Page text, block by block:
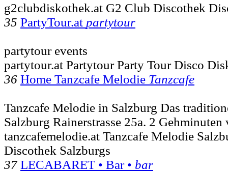
g2clubdiskothek.at G2 Club Discothek
35 PartyTour.at partytour
partytour events
partytour.at Partytour Party Tour Disco
36 Home Tanzcafe Melodie Tanzcafe
Tanzcafe Melodie in Salzburg Das
Salzburg Rainerstrasse 25a. 2 Gehminuten
tanzcafemelodie.at Tanzcafe Melodie
Discothek Salzburgs
37 LECABARET • Bar • bar